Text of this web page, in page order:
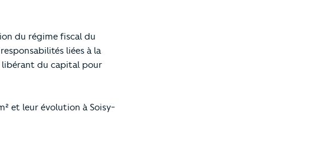
du régime fiscal du
liées à la
libérant du capital pour
et leur évolution à Soisy-